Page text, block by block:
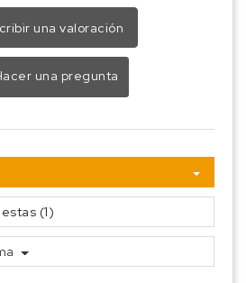
una valoración
una pregunta
(1)